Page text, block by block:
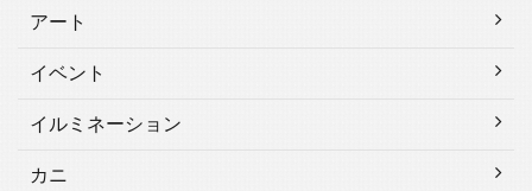
アート
イベント
イルミネーション
カニ